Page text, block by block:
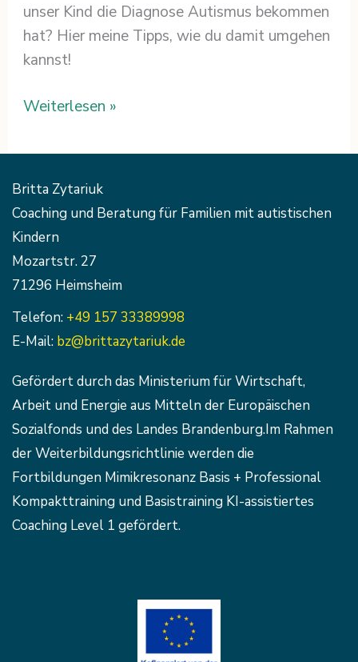
unser Kind die Diagnose Autismus bekommen
hat? Hier meine Tipps, wie du damit umgehen
kannst!
Weiterlesen »
Britta Zytariuk
Coaching und Beratung für Familien mit autistischen
Kindern
Mozartstr. 27
71296 Heimsheim
Telefon: +49 157 33389998
E-Mail: bz@brittazytariuk.de
Gefördert durch das Ministerium für Wirtschaft,
Arbeit und Energie aus Mitteln der Europäischen
Sozialfonds und des Landes Brandenburg.Im Rahmen
der Weiterbildungsrichtlinie werden die
Fortbildungen Mimikresonanz Basis + Professional
Kompakttraining und Basistraining KI-assistiertes
Coaching Level 1 gefördert.